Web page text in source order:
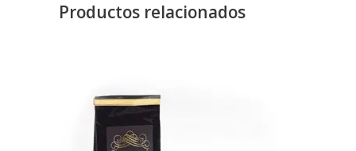
Productos relacionados